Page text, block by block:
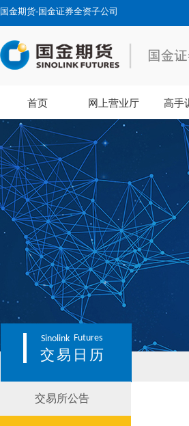
国金期货-国金证券全资子公司
首页 网上营业厅 高手
Sinolink Futures
交易日历
交易所公告